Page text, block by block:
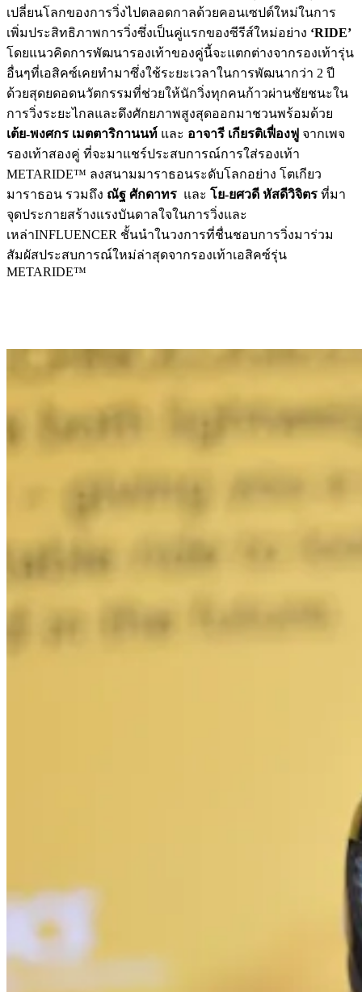
เปลี่ยนโลกของการวิ่งไปตลอดกาลด้วยคอนเซปต์ใหม่ในการ
เพิ่มประสิทธิภาพการวิ่งซึ่งเป็นคู่แรกของซีรีส์ใหม่อย่าง ‘RIDE’
โดยแนวคิดการพัฒนารองเท้าของคู่นี้จะแตกต่างจากรองเท้ารุ่น
อื่นๆที่เอสิคซ์เคยทำมาซึ่งใช้ระยะเวลาในการพัฒนากว่า 2 ปี
ด้วยสุดยดอดนวัตกรรมที่ช่วยให้นักวิ่งทุกคนก้าวผ่านชัยชนะใน
การวิ่งระยะไกลและดึงศักยภาพสูงสุดออกมาชวนพร้อมด้วย
เต้ย-พงศกร เมตตาริกานนท์ และ อาจารี เกียรติเฟื่องฟู จากเพจ
รองเท้าสองคู่ ที่จะมาแชร์ประสบการณ์การใส่รองเท้า
METARIDE™ ลงสนามมาราธอนระดับโลกอย่าง โตเกียว
มาราธอน รวมถึง ณัฐ ศักดาทร และ โย-ยศวดี หัสดีวิจิตร ที่มา
จุดประกายสร้างแรงบันดาลใจในการวิ่งและ
เหล่าINFLUENCER ชั้นนำในวงการที่ชื่นชอบการวิ่งมาร่วม
สัมผัสประสบการณ์ใหม่ล่าสุดจากรองเท้าเอสิคซ์รุ่น
METARIDE™